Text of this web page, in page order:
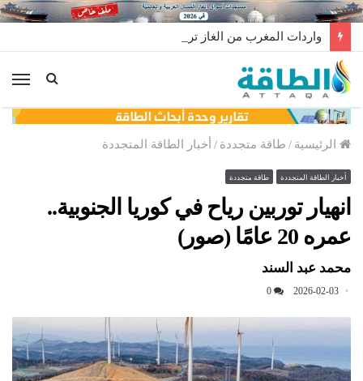
واردات المغرب من الغاز ترتفع 15% في شهر يوليو
الرئيسية / طاقة متجددة / أخبار الطاقة المتجددة
أخبار الطاقة المتجددة طاقة متجددة
انهيار توربين رياح في كوريا الجنوبية..
عمره 20 عامًا (صور)
محمد عبد السند
2026-02-03
0